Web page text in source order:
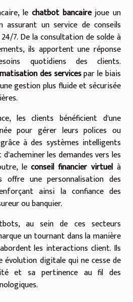
le chatbot bancairejoue un
assurant un service de conseils
7. De la consultation de solde à
ils apportent une réponse
quotidiens des clients.
des servicespar le biais
gestion plus fluide et sécurisée
les clients bénéficient d'une
pour gérer leurs polices ou
à des systèmes intelligents
les demandes vers les
leconseil financier virtuel à
offre une personnalisation des
ainsi la confiance des
ou banquier.
au sein de ces secteurs
un tournant dans la manière
les interactions client. Ils
évolution digitale qui ne cesse de
et sa pertinence au fil des